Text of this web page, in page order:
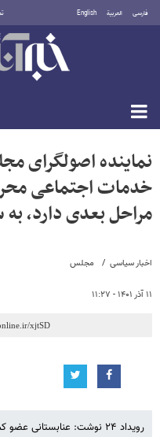
فارسی العربية English
جمعه ۱۶ مرداد ۱۴۰۵
اخبار سیاسی مجلس
۱۱ آذر ۱۴۰۱ - ۱۱:۲۷
نماینده اصولگرای
خدمات اجتماعی
مراحل بعدی دارد،
رویداد ۲۴ نوشت: